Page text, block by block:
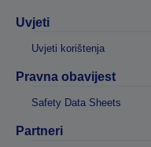
Uvjeti
Uvjeti korištenja
Pravna obavijest
Safety Data Sheets
Partneri